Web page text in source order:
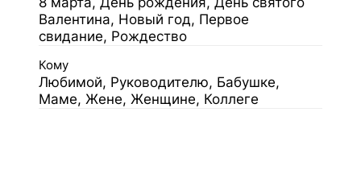
Валентина, Новый год, Первое
свидание, Рождество
Кому
Любимой, Руководителю, Бабушке,
Маме, Жене, Женщине, Коллеге